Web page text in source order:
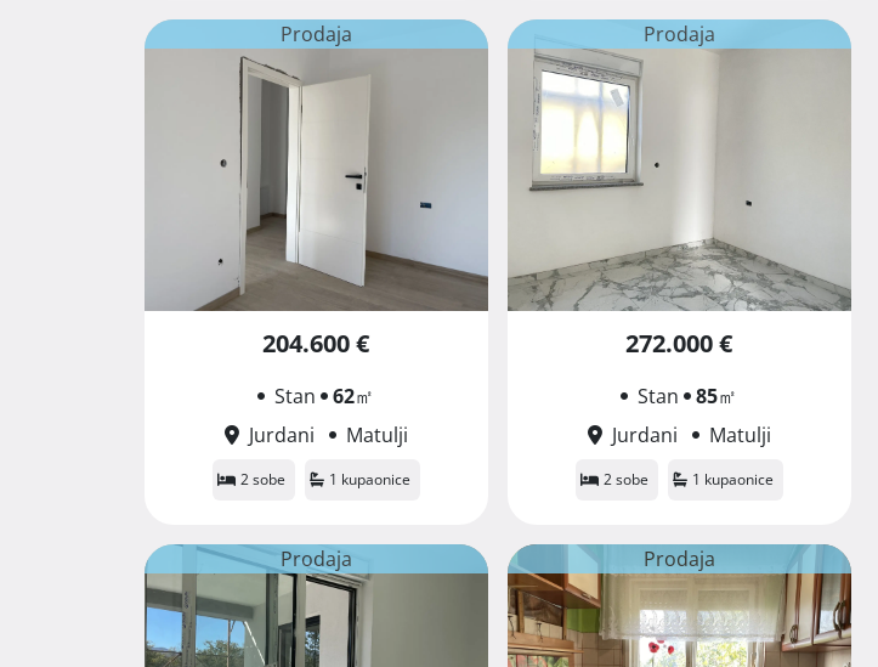
Prodaja
204.600 €
Stan 62㎡
Jurdani
Matulji
2 sobe 1 kupaonice
Prodaja
272.000 €
Stan 85㎡
Jurdani
Matulji
2 sobe 1 kupaonice
Prodaja Prodaja